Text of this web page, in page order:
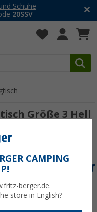
Schuhe
20SSV
Größe 3 Hell
CAMPING
berger.de.
store in English?